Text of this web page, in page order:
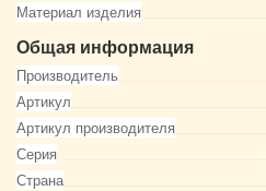
Материал изделия
Общая информация
Производитель
Артикул
Артикул производителя
Серия
Страна